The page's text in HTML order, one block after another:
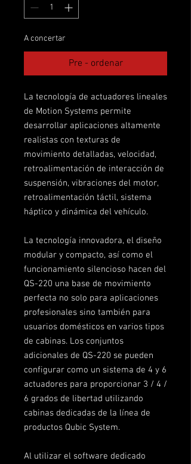
A concertar
Pre - ordenar
La tecnología de actuadores lineales
de Motion Systems permite
desarrollar aplicaciones altamente
realistas con texturas de
movimiento detalladas, velocidad,
retroalimentación de interacción de
suspensión, vibraciones del motor,
retroalimentación táctil, sistema
háptico y dinámica del vehículo.
La tecnología innovadora, el diseño
modular y compacto, así como el
funcionamiento silencioso hacen del
QS-220 una base de movimiento
perfecta no solo para aplicaciones
profesionales sino también para
usuarios domésticos en varios tipos
de cabinas. Los conjuntos
adicionales de QS-220 se pueden
configurar como un sistema de 4 y 6
actuadores para proporcionar 3 / 4 /
6 grados de libertad utilizando
cabinas dedicadas de la línea de
productos Qubic System.
Al utilizar el software dedicado